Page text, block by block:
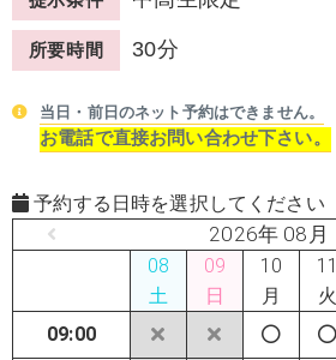
所要時間 30分
当日・前日のネット予約はできません。
お電話で直接お問い合わせ下さい。
予約する日時を選択してください
2026年 08月
08
土
09
日
10
月
11
火
09:00